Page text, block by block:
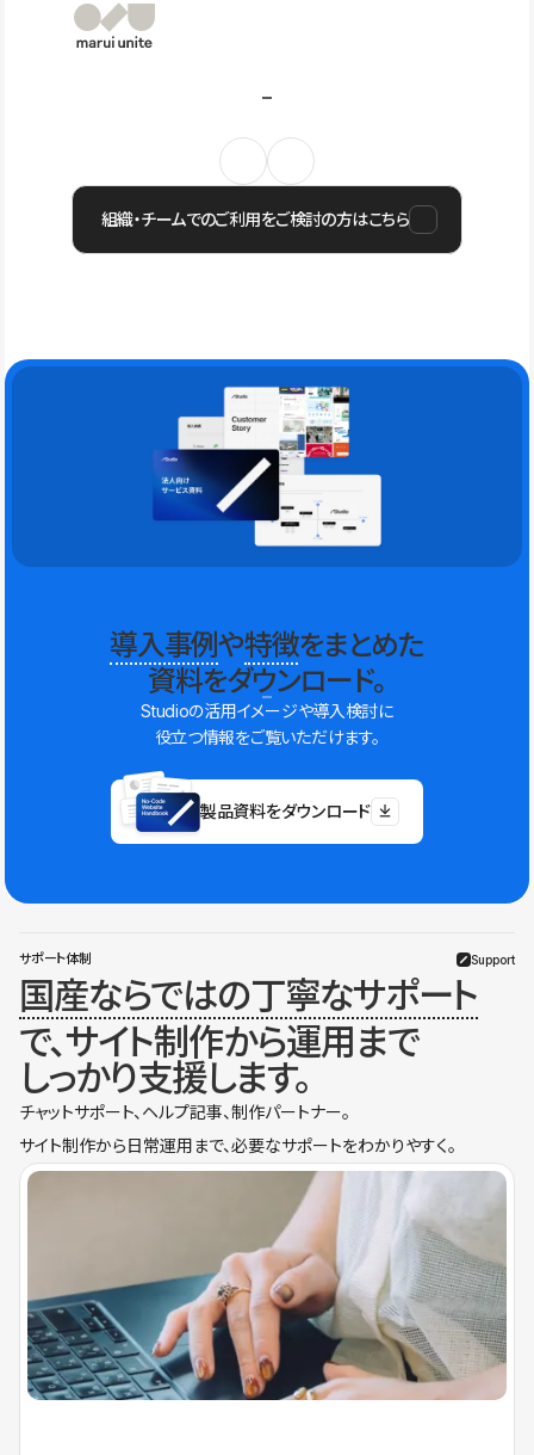
組織・チームでのご利用をご検討の方はこちら
導入事例や特徴をまとめた
資料をダウンロード。
Studioの活用イメージや導入検討に
役立つ情報をご覧いただけます。
製品資料をダウンロード
サポート体制 Support
国産ならではの丁寧なサポート
で、サイト制作から運用まで
しっかり支援します。
チャットサポート、ヘルプ記事、制作パートナー。
サイト制作から日常運用まで、必要なサポートをわかりやすく。